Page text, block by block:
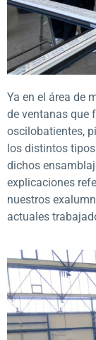
Ya en el área de
de ventanas que
oscilobatientes,
los distintos
dichos
explicaciones
nuestros
actuales